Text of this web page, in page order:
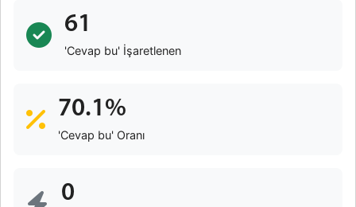
61
'Cevap bu' İşaretlenen
70.1%
'Cevap bu' Oranı
0